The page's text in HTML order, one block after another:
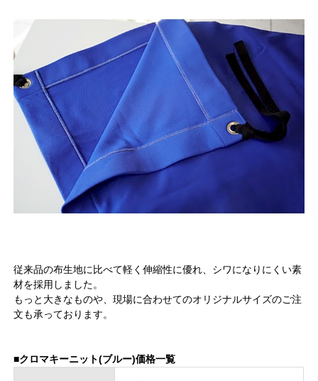
従来品の布生地に比べて軽く伸縮性に優れ、シワになりにくい素
材を採用しました。
もっと大きなものや、現場に合わせてのオリジナルサイズのご注
文も承っております。
■クロマキーニット(ブルー)価格一覧